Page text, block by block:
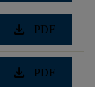
download PDF
download PDF